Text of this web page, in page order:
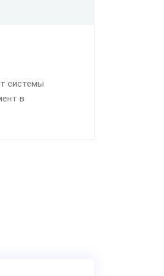
системы
в